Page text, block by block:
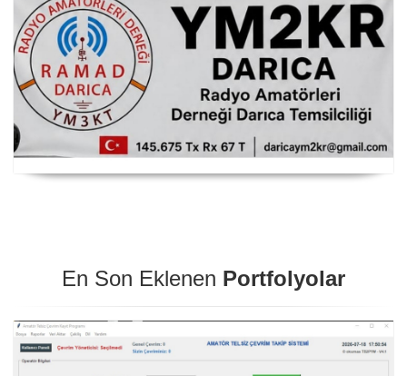
RAMAD Darıca Temsilciliği YM2KR
En Son Eklenen Portfolyolar